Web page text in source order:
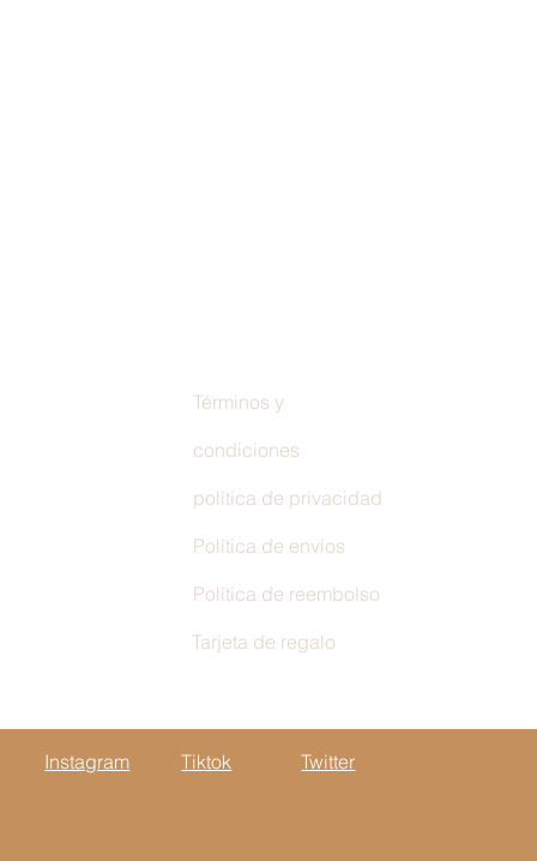
Términos y
condiciones
política de privacidad
Política de envíos
Política de reembolso
Tarjeta de regalo
Instagram Tiktok Twitter